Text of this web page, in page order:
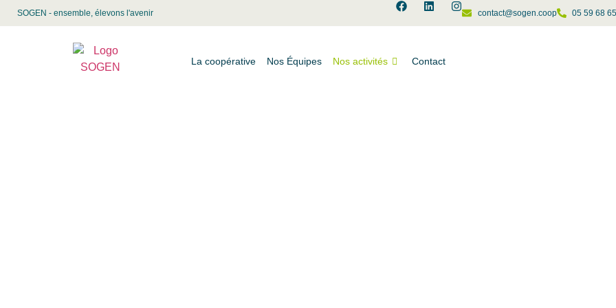
SOGEN - ensemble, élevons l'avenir contact@sogen.coop 05 59 68
La coopérative Nos Équipes Nos activités Contact